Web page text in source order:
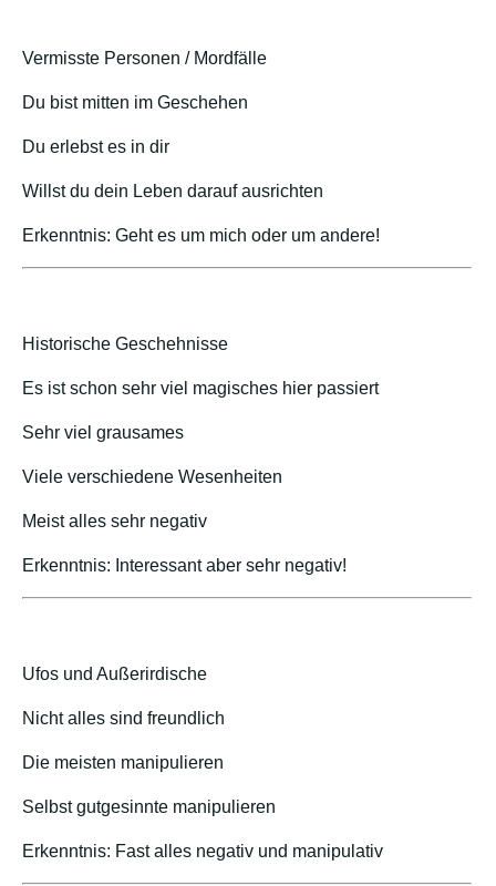
Vermisste Personen / Mordfälle
Du bist mitten im Geschehen
Du erlebst es in dir
Willst du dein Leben darauf ausrichten
Erkenntnis: Geht es um mich oder um andere!
Historische Geschehnisse
Es ist schon sehr viel magisches hier passiert
Sehr viel grausames
Viele verschiedene Wesenheiten
Meist alles sehr negativ
Erkenntnis: Interessant aber sehr negativ!
Ufos und Außerirdische
Nicht alles sind freundlich
Die meisten manipulieren
Selbst gutgesinnte manipulieren
Erkenntnis: Fast alles negativ und manipulativ